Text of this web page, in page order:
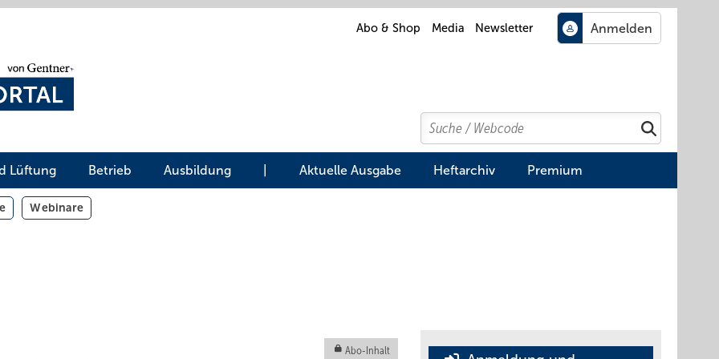
Abo & Shop Media Newsletter
Search
Suchen
Lüftung Betrieb Ausbildung Aktuelle Ausgabe Heftarchiv Premium
Webinare
Abo-Inhalt